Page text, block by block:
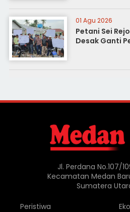
01 Agu 2026
Petani Sei
Desak Ganti
Jl. Perdana No.107/
Kecamatan Medan
Sumatera Utara
Peristiwa